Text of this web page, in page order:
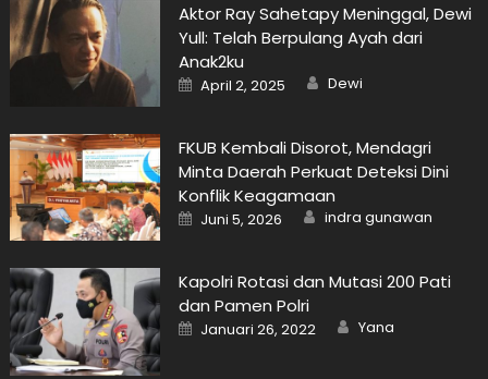
Aktor Ray Sahetapy Meninggal, Dewi
Yull: Telah Berpulang Ayah dari
Anak2ku
Posted
on
April 2, 2025 Author
Dewi
FKUB Kembali Disorot, Mendagri
Minta Daerah Perkuat Deteksi Dini
Konflik Keagamaan
Posted
on
Juni 5, 2026 Author
indra gunawan
Kapolri Rotasi dan Mutasi 200 Pati
dan Pamen Polri
Posted
on
Januari 26, 2022 Author
Yana